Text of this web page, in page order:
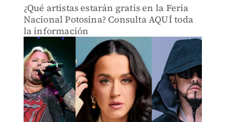
¿Qué artistas estarán gratis en la Feria
Nacional Potosina? Consulta AQUÍ toda
la información